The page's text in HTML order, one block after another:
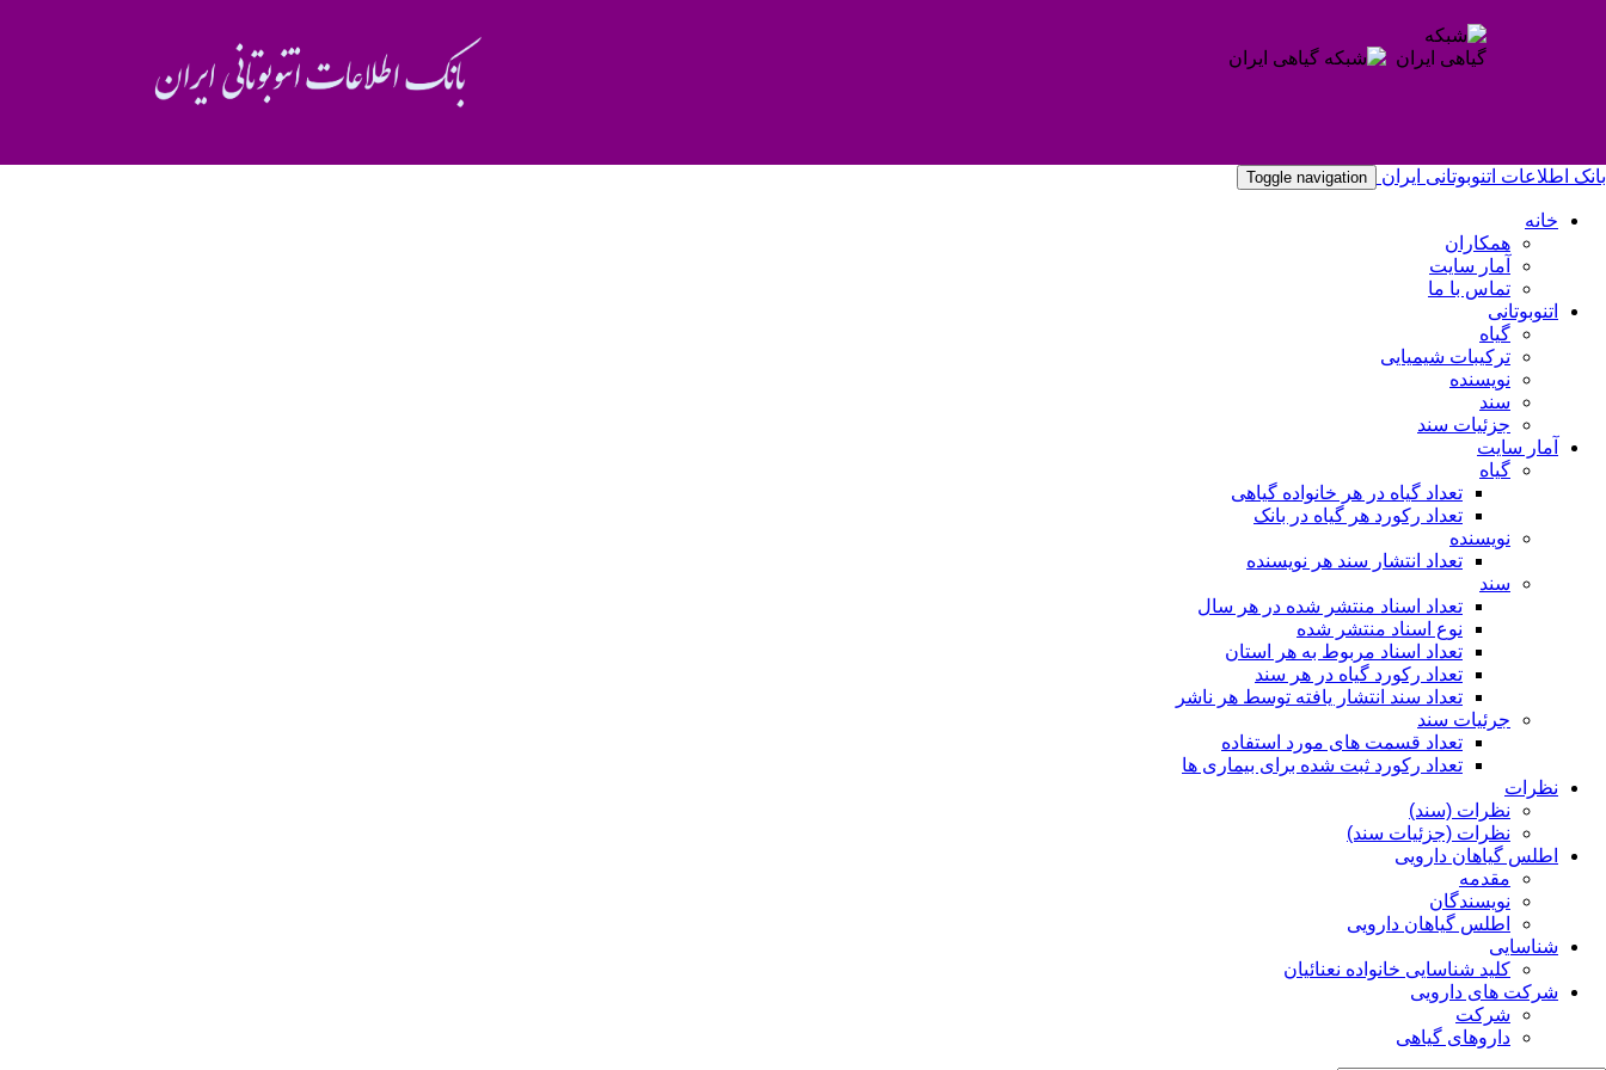
بانک اطلاعات اتنوبوتانی ایران Toggle navigation
خانه
همکاران
آمار سایت
تماس با ما
اتنوبوتانی
گیاه
ترکیبات شیمیایی
نویسنده
سند
جزئیات سند
آمار سایت
گیاه
تعداد گیاه در هر خانواده گیاهی
تعداد رکورد هر گیاه در بانک
نویسنده
تعداد انتشار سند هر نویسنده
سند
تعداد اسناد منتشر شده در هر سال
نوع اسناد منتشر شده
تعداد اسناد مربوط به هر استان
تعداد رکورد گیاه در هر سند
تعداد سند انتشار یافته توسط هر ناشر
جرئیات سند
تعداد قسمت های مورد استفاده
تعداد رکورد ثبت شده برای بیماری ها
نظرات
نظرات (سند)
نظرات (جزئیات سند)
اطلس گیاهان دارویی
مقدمه
نویسندگان
اطلس گیاهان دارویی
شناسایی
کلید شناسایی خانواده نعنائیان
شرکت های دارویی
شرکت
داروهای گیاهی